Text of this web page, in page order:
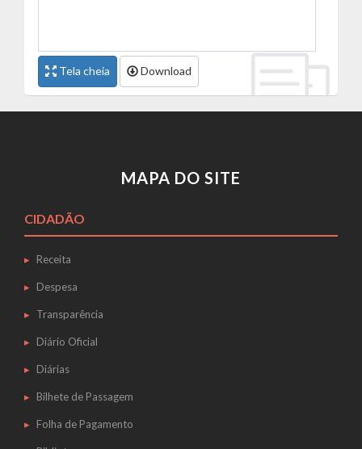
Tela cheia Download
MAPA DO SITE
CIDADÃO
Receita
Despesa
Transparência
Diário Oficial
Diárias
Bilhete de Passagem
Folha de Pagamento